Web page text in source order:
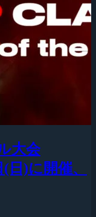
大会
日)に開催、